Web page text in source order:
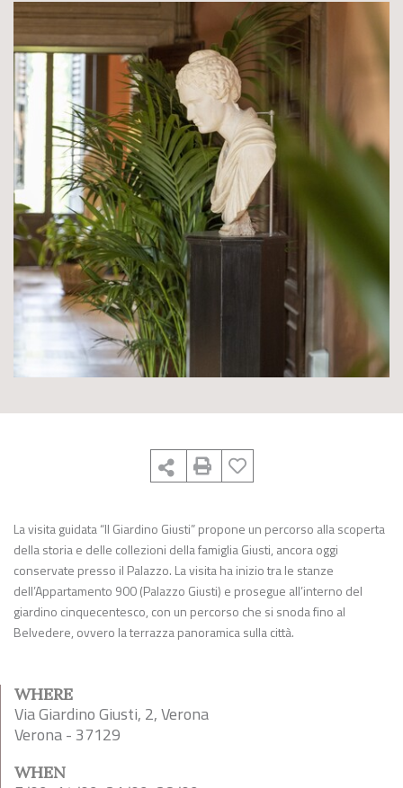
La visita guidata “Il Giardino Giusti” propone un percorso alla scoperta
della storia e delle collezioni della famiglia Giusti, ancora oggi
conservate presso il Palazzo. La visita ha inizio tra le stanze
dell’Appartamento 900 (Palazzo Giusti) e prosegue all’interno del
giardino cinquecentesco, con un percorso che si snoda fino al
Belvedere, ovvero la terrazza panoramica sulla città.
WHERE
Via Giardino Giusti, 2, Verona
Verona - 37129
WHEN